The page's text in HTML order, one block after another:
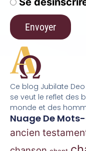
Ce blog Jubilate
se veut le reflet des
monde et des
Nuage De
ancien